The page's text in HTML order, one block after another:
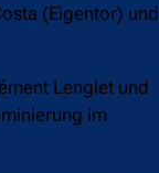
(Eigentor) und
Lenglet und
im